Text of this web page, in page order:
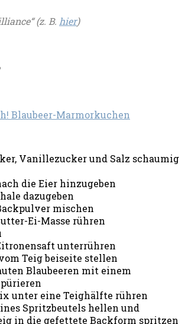
(z. B. hier)
Vanillezucker und Salz schaumig
die Eier hinzugeben
dazugeben
mischen
Ei-Masse rühren
unterrühren
Teig beiseite stellen
Blaubeeren mit einem
unter eine Teighälfte rühren
Spritzbeutels hellen und
in die gefettete Backform spritzen